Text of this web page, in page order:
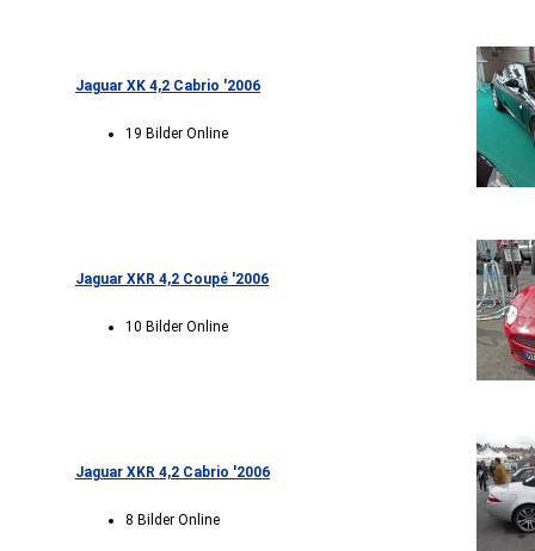
Jaguar XK 4,2 Cabrio '2006
19 Bilder Online
Jaguar XKR 4,2 Coupé '2006
10 Bilder Online
Jaguar XKR 4,2 Cabrio '2006
8 Bilder Online